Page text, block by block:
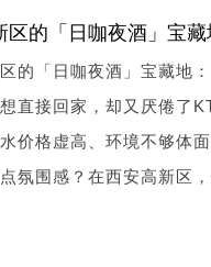
区的「日咖夜酒」宝
的「日咖夜酒」宝藏地
直接回家，却又厌倦了
价格虚高、环境不够体
氛围感？在西安高新区